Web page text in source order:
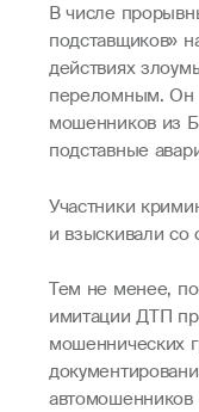
В числе
подставщиков»
действиях
переломным. Он
мошенников из
подставные
Участники
и взыскивали
Тем не менее,
имитации ДТП
мошеннических
автомошенников